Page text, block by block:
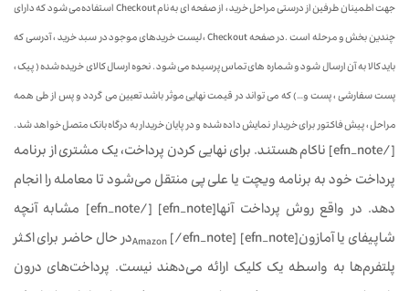
جهت اطمینان طرفین از درستی مراحل خرید ، از صفحه ای به نام Checkout استفاده می شود که دارای
چندین بخش و مرحله است .در صفحه Checkout ، لیست خریدهای موجود در سبد خرید ، آدرسی که
باید کالا به آن ارسال شود و شماره های تماس پرسیده می شود . نحوه ارسال کالای خریده شده ( پیک ،
پست سفارشی ، پست و…) که می تواند در قیمت نهایی موثر باشد تعیین می گردد و پس از طی همه
مراحل ، پیش فاکتور برای خریدار نمایش داده شده و در پایان خریدار به درگاه بانک متصل خواهد شد .
[/efn_note] ناکام هستند. برای نهایی کردن پرداخت، یک مشتری از برنامه
پرداخت خود به برنامه ویچت یا علی پی منتقل می‌شود تا معامله را انجام
دهد. در واقع روش پرداخت آنها[efn_note] [/efn_note] مشابه آنچه
شاپیفای یا آمازون[efn_note]
Amazon[/efn_note]در حال حاضر برای اکثر
پلتفرم‌ها به واسطه یک کلیک ارائه می‌دهند نیست. پرداخت‌های درون